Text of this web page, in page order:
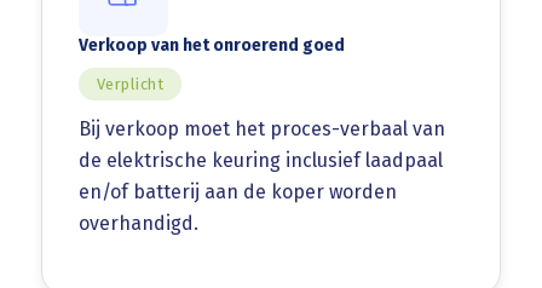
Verkoop van het onroerend goed
Verplicht
Bij verkoop moet het proces-verbaal van
de elektrische keuring inclusief laadpaal
en/of batterij aan de koper worden
overhandigd.